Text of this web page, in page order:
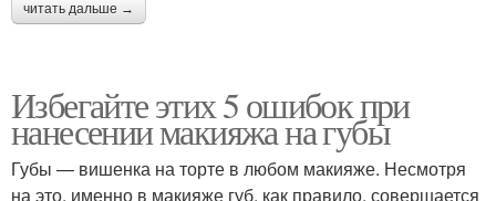
читать дальше →
Избегайте этих 5 ошибок при
нанесении макияжа на губы
Губы — вишенка на торте в любом макияже. Несмотря
на это, именно в макияже губ, как правило, совершается